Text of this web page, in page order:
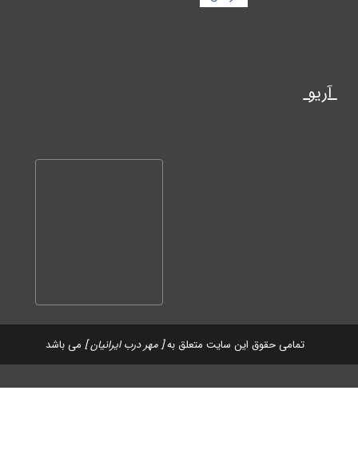
تمامی حقوق این سایت متعلق به[ مهر درب ایرانیان ] می باشد
آریو